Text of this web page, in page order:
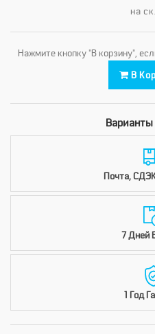
на
Нажмите кнопку "В корзину",
В
Почта,
7 Дней
1 Год